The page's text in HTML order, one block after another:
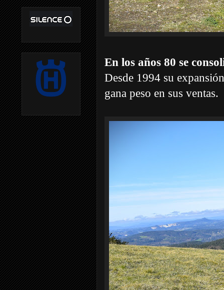
En los años 80 se
Desde 1994 su
gana peso en sus ventas.